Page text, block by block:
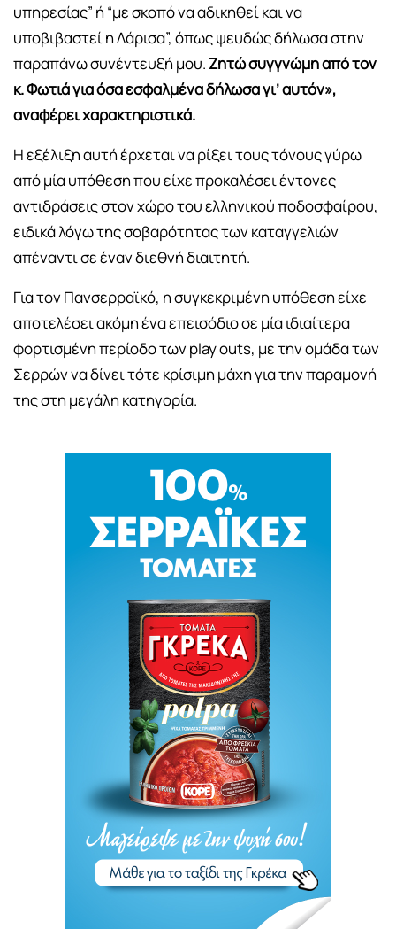
υπηρεσίας” ή “με σκοπό να αδικηθεί και να
υποβιβαστεί η Λάρισα”, όπως ψευδώς δήλωσα στην
παραπάνω συνέντευξή μου.Ζητώ συγγνώμη από τον
κ. Φωτιά για όσα εσφαλμένα δήλωσα γι’ αυτόν»,
αναφέρει χαρακτηριστικά.
Η εξέλιξη αυτή έρχεται να ρίξει τους τόνους γύρω
από μία υπόθεση που είχε προκαλέσει έντονες
αντιδράσεις στον χώρο του ελληνικού ποδοσφαίρου,
ειδικά λόγω της σοβαρότητας των καταγγελιών
απέναντι σε έναν διεθνή διαιτητή.
Για τον Πανσερραϊκό, η συγκεκριμένη υπόθεση είχε
αποτελέσει ακόμη ένα επεισόδιο σε μία ιδιαίτερα
φορτισμένη περίοδο των play outs, με την ομάδα των
Σερρών να δίνει τότε κρίσιμη μάχη για την παραμονή
της στη μεγάλη κατηγορία.